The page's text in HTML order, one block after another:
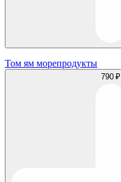
Том ям морепродукты
790 ₽